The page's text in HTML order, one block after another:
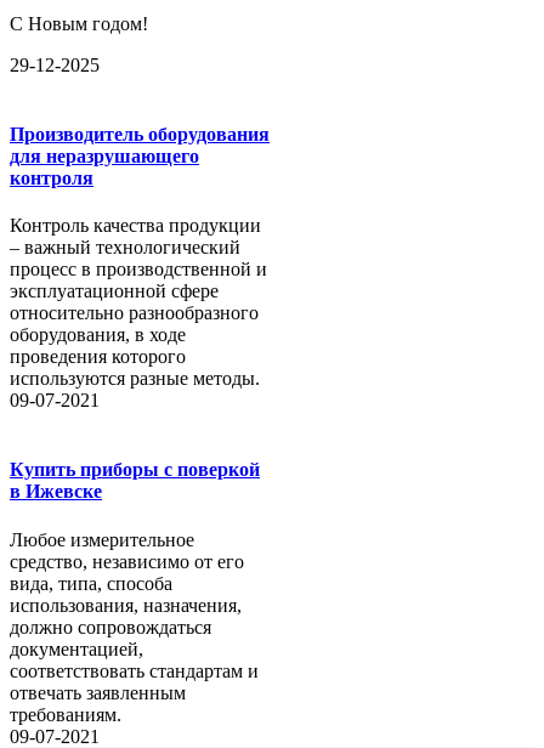
С Новым годом!
29-12-2025
Производитель оборудования
для неразрушающего
контроля
Контроль качества продукции
– важный технологический
процесс в производственной и
эксплуатационной сфере
относительно разнообразного
оборудования, в ходе
проведения которого
используются разные методы.
09-07-2021
Купить приборы с поверкой
в Ижевске
Любое измерительное
средство, независимо от его
вида, типа, способа
использования, назначения,
должно сопровождаться
документацией,
соответствовать стандартам и
отвечать заявленным
требованиям.
09-07-2021